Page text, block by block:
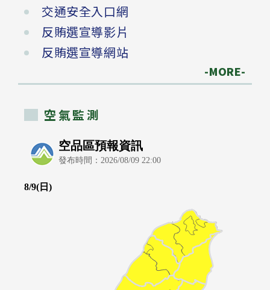
交通安全入口網
反賄選宣導影片
反賄選宣導網站
-MORE-
空氣監測